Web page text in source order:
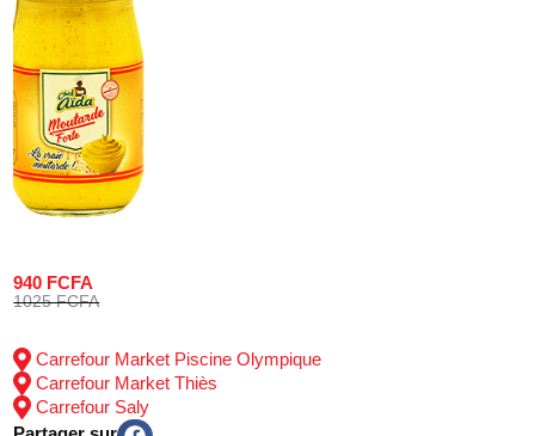
940 FCFA
1025 FCFA
Carrefour Market Piscine Olympique
Carrefour Market Thiès
Carrefour Saly